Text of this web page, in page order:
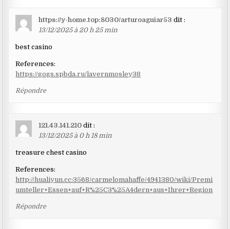
https://y-home.top:8030/arturoaguiar53 dit :
13/12/2025 à 20 h 25 min
best casino
References:
https://gogs.spbda.ru/lavernmosley38
Répondre
121.43.141.210 dit :
13/12/2025 à 0 h 18 min
treasure chest casino
References:
http://hualiyun.cc:3568/carmelomahaffe/4941380/wiki/Premi
umteller+Essen+auf+R%25C3%25A4dern+aus+Ihrer+Region
Répondre